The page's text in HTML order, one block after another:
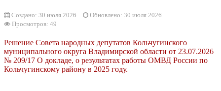
Создано: 30 июля 2026
Обновлено: 30 июля 2026
Просмотров: 49
Решение Совета народных депутатов Кольчугинского
муниципального округа Владимирской области от 23.07.2026
№ 209/17 О докладе, о результатах работы ОМВД России по
Кольчугинскому району в 2025 году.